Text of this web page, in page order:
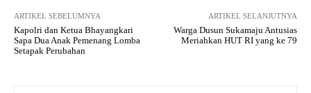
ARTIKEL SEBELUMNYA
Kapolri dan Ketua Bhayangkari
Sapa Dua Anak Pemenang Lomba
Setapak Perubahan
ARTIKEL SELANJUTNYA
Warga Dusun Sukamaju Antusias
Meriahkan HUT RI yang ke 79